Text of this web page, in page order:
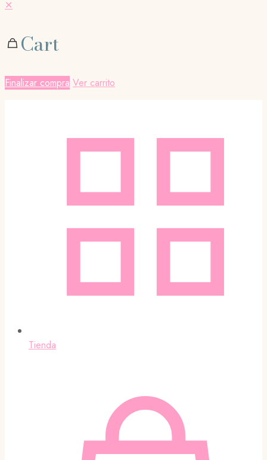
✕
Cart
Finalizar compra Ver carrito
Tienda